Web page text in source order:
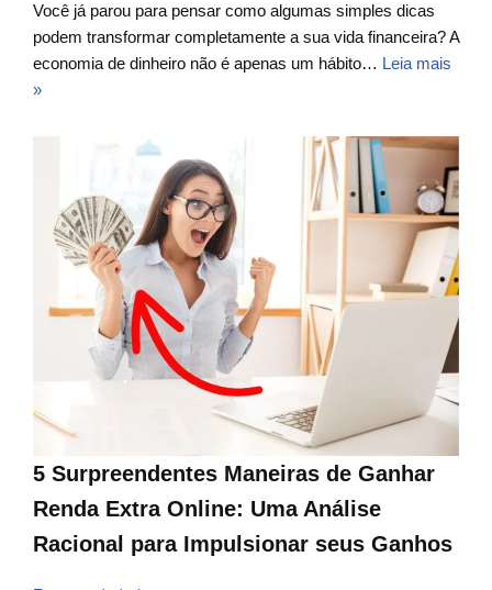
Você já parou para pensar como algumas simples dicas
podem transformar completamente a sua vida financeira? A
economia de dinheiro não é apenas um hábito… Leia mais
»
5 Surpreendentes Maneiras de Ganhar
Renda Extra Online: Uma Análise
Racional para Impulsionar seus Ganhos